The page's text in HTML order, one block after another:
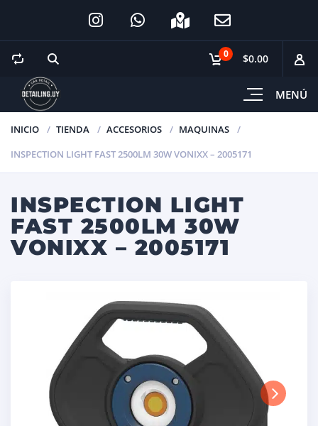
MENÚ
0 $0.00
INICIO TIENDA ACCESORIOS
MAQUINAS
INSPECTION LIGHT FAST 2500LM 30W VONIXX – 2005171
INSPECTION LIGHT
FAST 2500LM 30W
VONIXX – 2005171
Next